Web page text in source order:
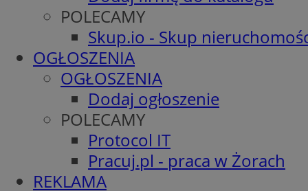
POLECAMY
Skup.io - Skup
OGŁOSZENIA
OGŁOSZENIA
Dodaj ogłoszenie
POLECAMY
Protocol IT
Pracuj.pl - praca w Żorach
REKLAMA